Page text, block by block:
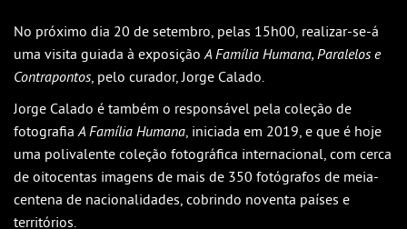
Yahoo! Calendar
No próximo dia 20 de setembro, pelas 15h00, realizar-se-á
uma visita guiada à exposiçãoA Família Humana, Paralelos e
Contrapontos, pelo curador, Jorge Calado.
Jorge Calado é também o responsável pela coleção de
fotografiaA Família Humana, iniciada em 2019, e que é hoje
uma polivalente coleção fotográfica internacional, com cerca
de oitocentas imagens de mais de 350 fotógrafos de meia-
centena de nacionalidades, cobrindo noventa países e
territórios.